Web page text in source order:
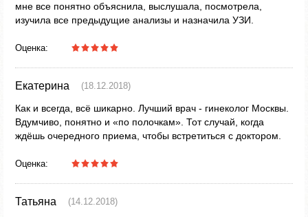
мне все понятно объяснила, выслушала, посмотрела,
изучила все предыдущие анализы и назначила УЗИ.
Оценка:
Екатерина (18.12.2018)
Как и всегда, всё шикарно. Лучший врач - гинеколог Москвы.
Вдумчиво, понятно и «по полочкам». Тот случай, когда
ждёшь очередного приема, чтобы встретиться с доктором.
Оценка:
Татьяна (14.12.2018)